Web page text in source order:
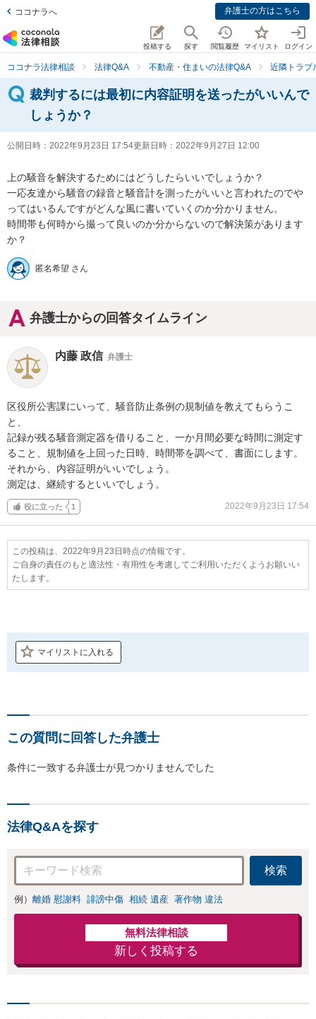
ココナラへ 弁護士の方はこちら
投稿する 探す 閲覧履歴 マイリスト ログイン
ココナラ法律相談 法律Q&A 不動産・住まいの法律Q&A 近隣トラブ
裁判するには最初に内容証明を送ったがいいんで
しょうか？
公開日時： 2022年9月23日 17:54更新日時： 2022年9月27日 12:00
上の騒音を解決するためにはどうしたらいいでしょうか？
一応友達から騒音の録音と騒音計を測ったがいいと言われたのでや
ってはいるんですがどんな風に書いていくのか分かりません。
時間帯も何時から撮って良いのか分からないので解決策があります
か？
匿名希望 さん
弁護士からの回答タイムライン
内藤 政信 弁護士
区役所公害課にいって、騒音防止条例の規制値を教えてもらうこ
と、
記録が残る騒音測定器を借りること、一か月間必要な時間に測定す
ること、規制値を上回った日時、時間帯を調べて、書面にします。
それから、内容証明がいいでしょう。
測定は、継続するといいでしょう。
役に立った 1 2022年9月23日 17:54
この投稿は、2022年9月23日時点の情報です。
ご自身の責任のもと適法性・有用性を考慮してご利用いただくようお願いい
たします。
マイリストに入れる
この質問に回答した弁護士
条件に一致する弁護士が見つかりませんでした
法律Q&Aを探す
検索
例） 離婚 慰謝料 誹謗中傷 相続 遺産 著作物 違法
無料法律相談
新しく投稿する